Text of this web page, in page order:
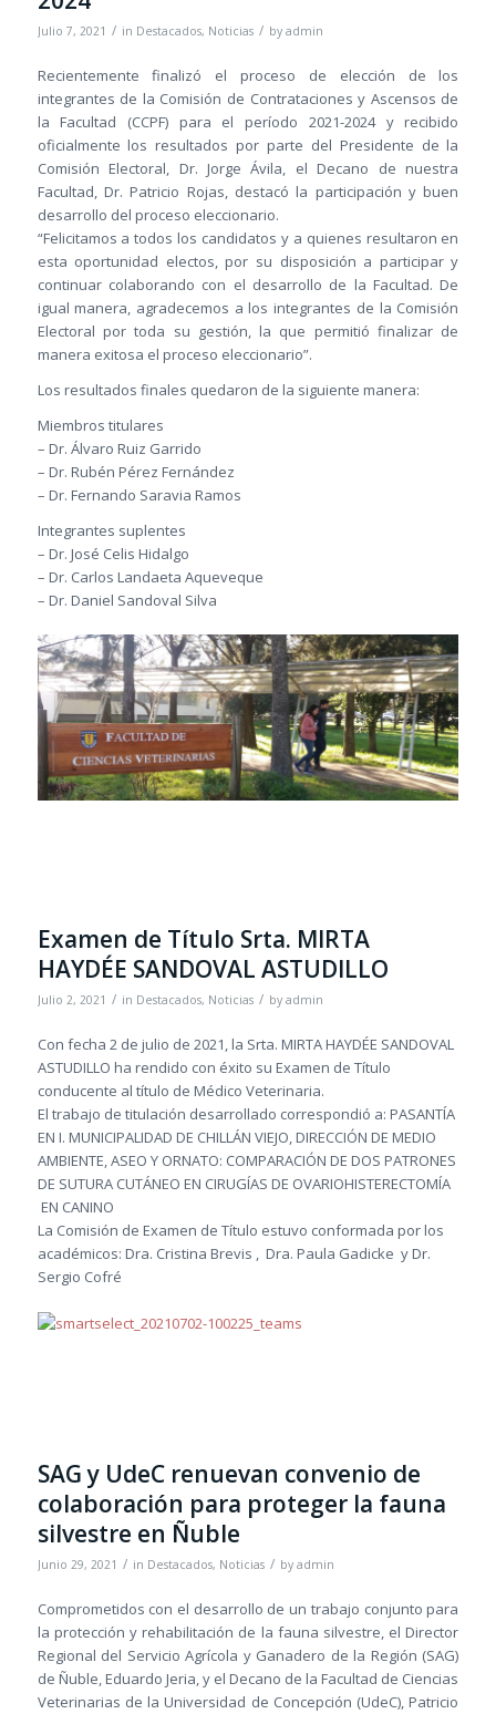
Julio 7, 2021 / in Destacados, Noticias / by admin
Recientemente finalizó el proceso de elección de los
integrantes de la Comisión de Contrataciones y Ascensos de
la Facultad (CCPF) para el período 2021-2024 y recibido
oficialmente los resultados por parte del Presidente de la
Comisión Electoral, Dr. Jorge Ávila, el Decano de nuestra
Facultad, Dr. Patricio Rojas, destacó la participación y buen
desarrollo del proceso eleccionario.
“Felicitamos a todos los candidatos y a quienes resultaron en
esta oportunidad electos, por su disposición a participar y
continuar colaborando con el desarrollo de la Facultad. De
igual manera, agradecemos a los integrantes de la Comisión
Electoral por toda su gestión, la que permitió finalizar de
manera exitosa el proceso eleccionario”.
Los resultados finales quedaron de la siguiente manera:
Miembros titulares
– Dr. Álvaro Ruiz Garrido
– Dr. Rubén Pérez Fernández
– Dr. Fernando Saravia Ramos
Integrantes suplentes
– Dr. José Celis Hidalgo
– Dr. Carlos Landaeta Aqueveque
– Dr. Daniel Sandoval Silva
Examen de Título Srta. MIRTA
HAYDÉE SANDOVAL ASTUDILLO
Julio 2, 2021 / in Destacados, Noticias / by admin
Con fecha 2 de julio de 2021, la Srta. MIRTA HAYDÉE SANDOVAL
ASTUDILLO ha rendido con éxito su Examen de Título
conducente al título de Médico Veterinaria.
El trabajo de titulación desarrollado correspondió a: PASANTÍA
EN I. MUNICIPALIDAD DE CHILLÁN VIEJO, DIRECCIÓN DE MEDIO
AMBIENTE, ASEO Y ORNATO: COMPARACIÓN DE DOS PATRONES
DE SUTURA CUTÁNEO EN CIRUGÍAS DE OVARIOHISTERECTOMÍA
EN CANINO
La Comisión de Examen de Título estuvo conformada por los
académicos: Dra. Cristina Brevis , Dra. Paula Gadicke y Dr.
Sergio Cofré
SAG y UdeC renuevan convenio de
colaboración para proteger la fauna
silvestre en Ñuble
Junio 29, 2021 / in Destacados, Noticias / by admin
Comprometidos con el desarrollo de un trabajo conjunto para
la protección y rehabilitación de la fauna silvestre, el Director
Regional del Servicio Agrícola y Ganadero de la Región (SAG)
de Ñuble, Eduardo Jeria, y el Decano de la Facultad de Ciencias
Veterinarias de la Universidad de Concepción (UdeC), Patricio